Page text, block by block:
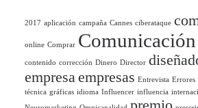
2017 aplicación campaña Cannes ciberataque
online Comprar Comunicación
contenido corrección Dinero Director
empresaempresas Entrevista Errores
técnica gráficas idioma Influencer influencia